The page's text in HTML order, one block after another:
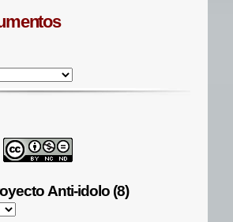
Anti-idolo (8)